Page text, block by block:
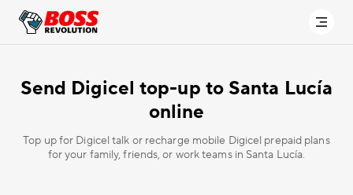
Send Digicel top-up to Santa Lucía
online
Top up for Digicel talk or recharge mobile Digicel prepaid plans
for your family, friends, or work teams in Santa Lucía.